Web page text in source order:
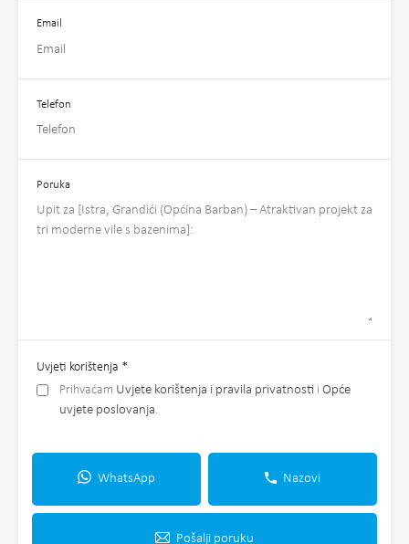
Email
Telefon
Poruka
Uvjeti korištenja *
Prihvaćam Uvjete korištenja i pravila privatnosti i Opće
uvjete poslovanja.
WhatsApp Nazovi
Pošalji poruku